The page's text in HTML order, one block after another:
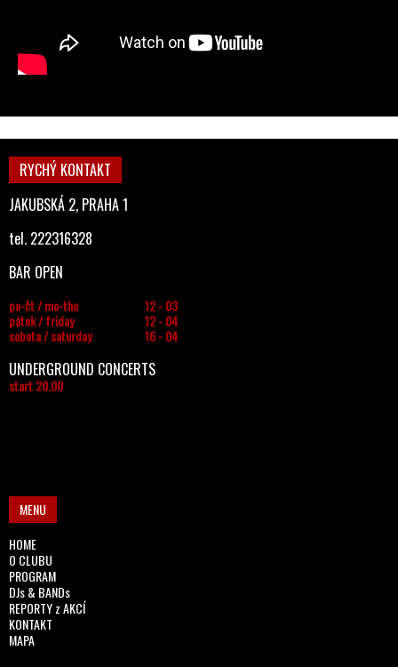
RYCHÝ KONTAKT
JAKUBSKÁ 2, PRAHA 1
tel. 222316328
BAR OPEN
po-čt / mo-thu
12 - 03
pátek / friday
12 - 04
sobota / saturday
16 - 04
UNDERGROUND CONCERTS
start 20.00
MENU
HOME
O CLUBU
PROGRAM
DJs & BANDs
REPORTY z AKCÍ
KONTAKT
MAPA